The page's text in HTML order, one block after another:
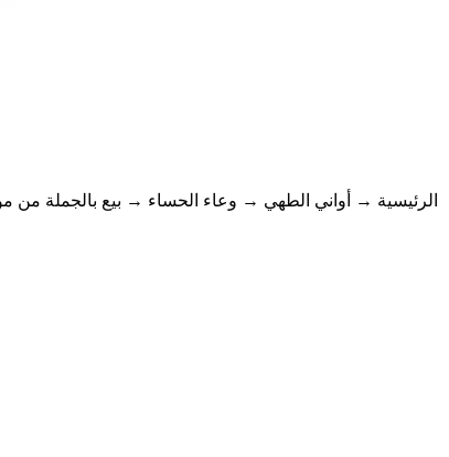
الرئيسية → أواني الطهي → وعاء الحساء → بيع بالجملة من